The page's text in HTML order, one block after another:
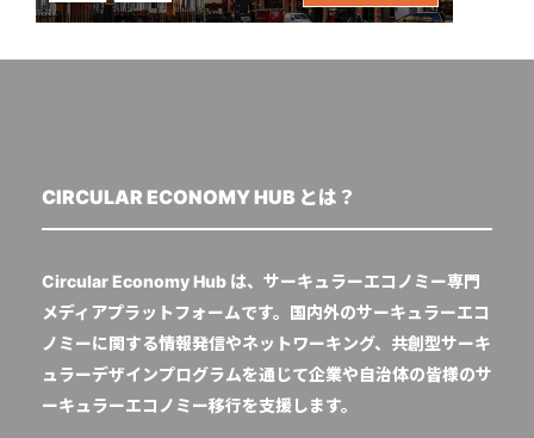
CIRCULAR ECONOMY HUB とは？
Circular Economy Hub は、サーキュラーエコノミー専門
メディアプラットフォームです。国内外のサーキュラーエコ
ノミーに関する情報発信やネットワーキング、共創型サーキ
ュラーデザインプログラムを通じて企業や自治体の皆様のサ
ーキュラーエコノミー移行を支援します。